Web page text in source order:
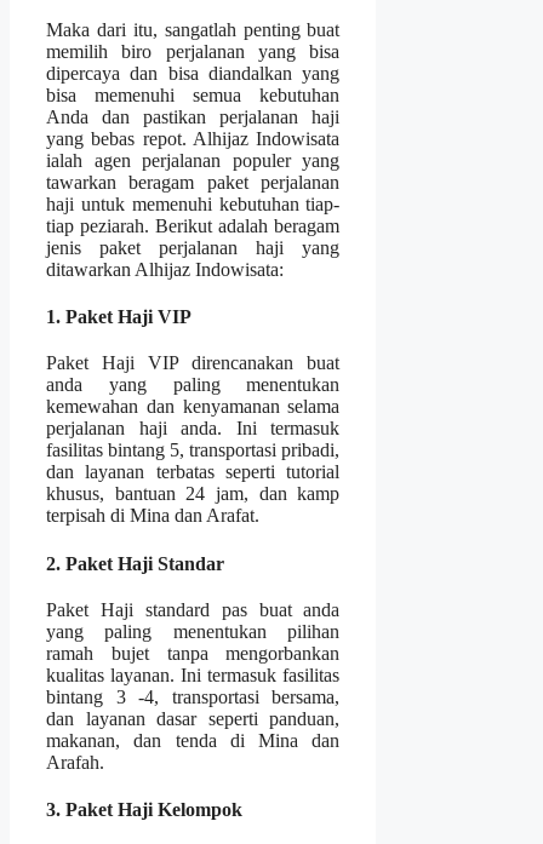
Maka dari itu, sangatlah penting buat
memilih biro perjalanan yang bisa
dipercaya dan bisa diandalkan yang
bisa memenuhi semua kebutuhan
Anda dan pastikan perjalanan haji
yang bebas repot. Alhijaz Indowisata
ialah agen perjalanan populer yang
tawarkan beragam paket perjalanan
haji untuk memenuhi kebutuhan tiap-
tiap peziarah. Berikut adalah beragam
jenis paket perjalanan haji yang
ditawarkan Alhijaz Indowisata:
1. Paket Haji VIP
Paket Haji VIP direncanakan buat
anda yang paling menentukan
kemewahan dan kenyamanan selama
perjalanan haji anda. Ini termasuk
fasilitas bintang 5, transportasi pribadi,
dan layanan terbatas seperti tutorial
khusus, bantuan 24 jam, dan kamp
terpisah di Mina dan Arafat.
2. Paket Haji Standar
Paket Haji standard pas buat anda
yang paling menentukan pilihan
ramah bujet tanpa mengorbankan
kualitas layanan. Ini termasuk fasilitas
bintang 3 -4, transportasi bersama,
dan layanan dasar seperti panduan,
makanan, dan tenda di Mina dan
Arafah.
3. Paket Haji Kelompok